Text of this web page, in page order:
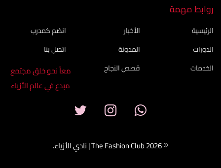
روابط مهمة
الرئيسية
الدورات
الخدمات
الأخبار
المدونة
قصص النجاح
انضم كمدرب
اتصل بنا
معاً نحو خلق مجتمع
مبدع في عالم الأزياء
© 2026 The Fashion Club | نادي الأزياء.